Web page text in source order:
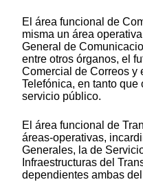
El área funcional de
misma un área
General de
entre otros órganos, el
Comercial de Correos y
Telefónica, en tanto que
servicio público.
El área funcional de
áreas-operativas,
Generales, la de
Infraestructuras del
dependientes ambas